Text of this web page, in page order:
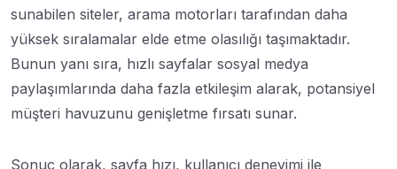
sunabilen siteler, arama motorları tarafından daha
yüksek sıralamalar elde etme olasılığı taşımaktadır.
Bunun yanı sıra, hızlı sayfalar sosyal medya
paylaşımlarında daha fazla etkileşim alarak, potansiyel
müşteri havuzunu genişletme fırsatı sunar.
Sonuç olarak, sayfa hızı, kullanıcı deneyimi ile